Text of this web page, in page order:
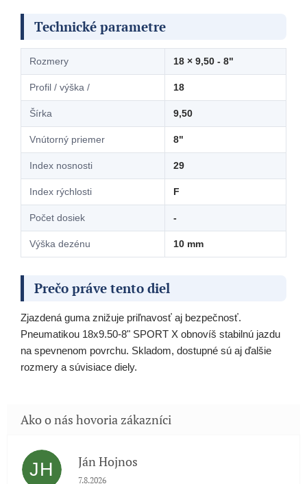
Technické parametre
Rozmery 18 × 9,50 - 8"
Profil / výška / 18
Šírka 9,50
Vnútorný priemer 8"
Index nosnosti 29
Index rýchlosti F
Počet dosiek -
Výška dezénu 10 mm
Prečo práve tento diel
Zjazdená guma znižuje priľnavosť aj bezpečnosť.
Pneumatikou 18x9.50-8" SPORT X obnovíš stabilnú jazdu
na spevnenom povrchu. Skladom, dostupné sú aj ďalšie
rozmery a súvisiace diely.
JH Ján Hojnos
Hodnotenie obchodu je 5 z 5 hviezdičiek.
7.8.2026